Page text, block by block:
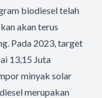
biodiesel telah
akan terus
Pada 2023, target
13,15 Juta
minyak solar
merupakan